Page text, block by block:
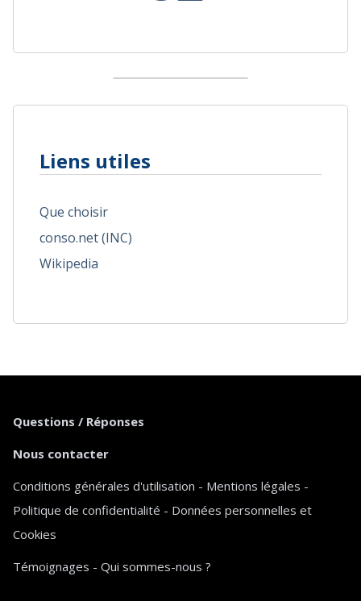
Liens utiles
Que choisir
conso.net (INC)
Wikipedia
Questions / Réponses
Nous contacter
Conditions générales d'utilisation - Mentions légales -
Politique de confidentialité - Données personnelles et
Cookies
Témoignages - Qui sommes-nous ?